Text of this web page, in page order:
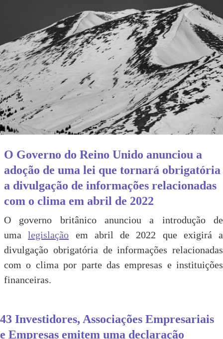
O Governo do Reino Unido anunciou a
adoção de uma lei que tornará obrigatória
a divulgação de informações relacionadas
com o clima em abril de 2022
O governo britânico anunciou a introdução de
umalegislação em abril de 2022 que exigirá a
divulgação obrigatória de informações relacionadas
com o clima por parte das empresas e instituições
financeiras.
43 Investidores, Associações Empresariais
e Empresas emitem uma declaração